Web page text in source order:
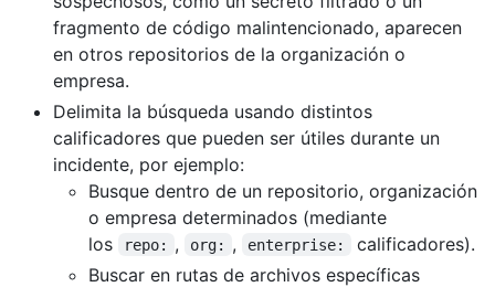
fragmento de código malintencionado, aparecen
en otros repositorios de la organización o
empresa.
Delimita la búsqueda usando distintos
calificadores que pueden ser útiles durante un
incidente, por ejemplo:
Busque dentro de un repositorio, organización
o empresa determinados (mediante
los
repo: , org: , enterprise:
calificadores).
Buscar en rutas de archivos específicas